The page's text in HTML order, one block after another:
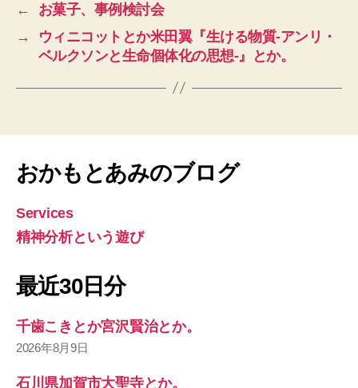
←
お菓子、事例検討会
→
ウィニコットとか米田翼『生ける物質-アンリ・
ベルクソンと生命個体化の思想-』とか。
おかもとあみのブログ
Services
精神分析という遊び
最近30日分
千歯こきとか宮沢賢治とか。
2026年8月9日
石川県加賀市大聖寺とか。